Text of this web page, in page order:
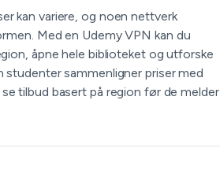
kan variere, og noen nettverk
Med en Udemy VPN kan du
åpne hele biblioteket og utforske
studenter sammenligner priser med
tilbud basert på region før de melder